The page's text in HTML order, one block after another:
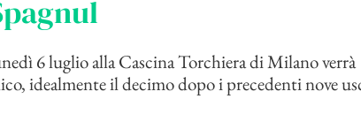
6 luglio alla Cascina Torchiera di Milano verrà
idealmente il decimo dopo i precedenti nove